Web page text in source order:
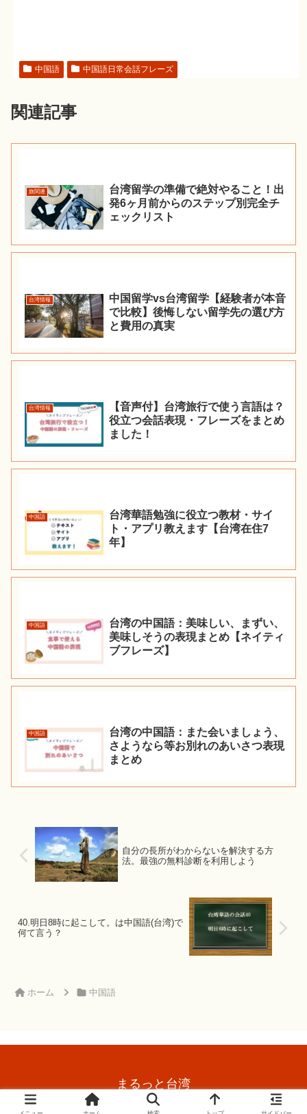
中国語 中国語日常会話フレーズ
関連記事
旅関連
台湾留学の準備で絶対やること！出
発6ヶ月前からのステップ別完全チ
ェックリスト
台湾情報
中国留学vs台湾留学【経験者が本音
で比較】後悔しない留学先の選び方
と費用の真実
台湾情報
【音声付】台湾旅行で使う言語は？
役立つ会話表現・フレーズをまとめ
ました！
中国語
台湾華語勉強に役立つ教材・サイ
ト・アプリ教えます【台湾在住7
年】
中国語
台湾の中国語：美味しい、まずい、
美味しそうの表現まとめ【ネイティ
ブフレーズ】
中国語
台湾の中国語：また会いましょう、
さようなら等お別れのあいさつ表現
まとめ
自分の長所がわからないを解決する方
法。最強の無料診断を利用しよう
40.明日8時に起こして。は中国語(台湾)で
何て言う？
ホーム 中国語
まるっと台湾
© 2015 まるっと台湾.